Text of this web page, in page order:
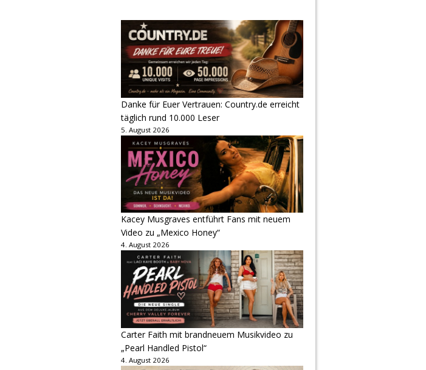
Danke für Euer Vertrauen: Country.de erreicht
täglich rund 10.000 Leser
5. August 2026
Kacey Musgraves entführt Fans mit neuem
Video zu „Mexico Honey“
4. August 2026
Carter Faith mit brandneuem Musikvideo zu
„Pearl Handled Pistol“
4. August 2026